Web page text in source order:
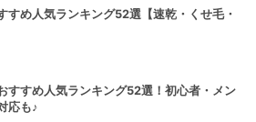
すめ人気ランキング52選【速乾・くせ毛・
すすめ人気ランキング52選！初心者・メン
応も♪